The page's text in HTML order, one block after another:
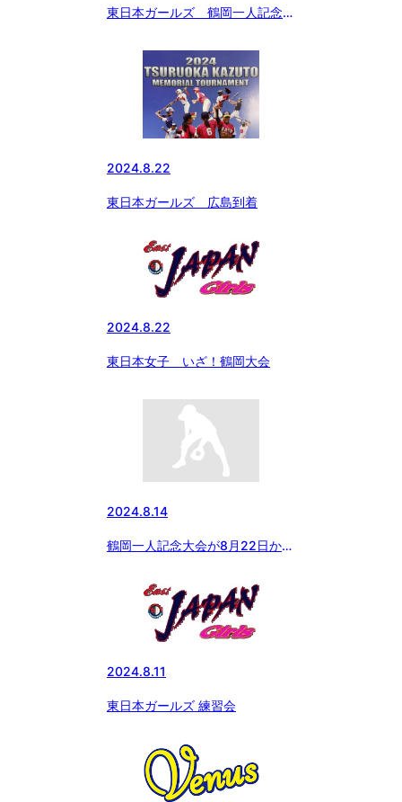
東日本ガールズ 鶴岡一人記念大
2024.8.22
東日本ガールズ 広島到着
2024.8.22
東日本女子 いざ！鶴岡大会
2024.8.14
鶴岡一人記念大会が8月22日から
2024.8.11
東日本ガールズ 練習会